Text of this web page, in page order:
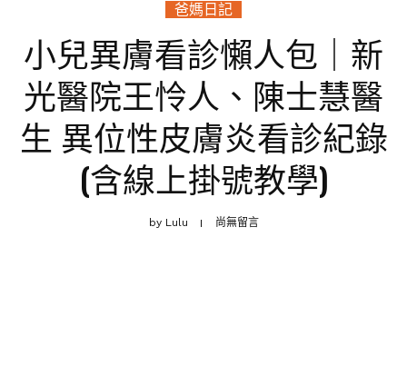
爸媽日記
小兒異膚看診懶人包｜新
光醫院王怜人、陳士慧醫
生 異位性皮膚炎看診紀錄
(含線上掛號教學)
byLulu 尚無留言